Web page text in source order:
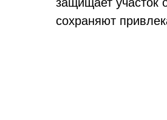
сохраняют